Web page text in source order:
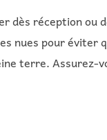
réception
pour éviter
terre.